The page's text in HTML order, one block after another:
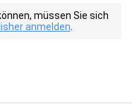
müssen Sie sich
anmelden